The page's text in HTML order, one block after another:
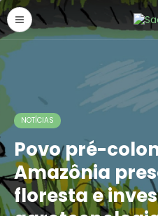
NOTÍCIAS
Povo pré-
Amazônia
floresta e